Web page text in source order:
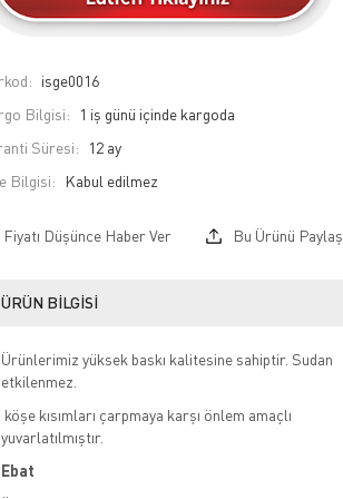
isge0016
Bilgisi:
1 iş günü içinde kargoda
Süresi:
12 ay
Bilgisi:
Fiyatı Düşünce Haber Ver Bu Ürünü Paylaş
ÜRÜN BILGISI
Ürünlerimiz yüksek baskı kalitesine sahiptir. Sudan
etkilenmez.
köşe kısımları çarpmaya karşı önlem amaçlı
yuvarlatılmıştır.
Ebat